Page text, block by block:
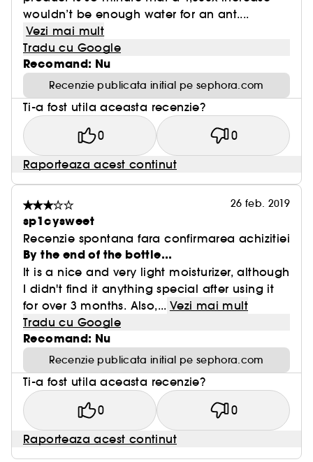
wouldn’t be enough water for an ant....
Vezi mai mult
Tradu cu Google
Recomand: Nu
Recenzie publicata initial pe sephora.com
Ti-a fost utila aceasta recenzie?
0 0
Raporteaza acest continut
26 feb. 2019
sp1cysweet
Recenzie spontana fara confirmarea achizitiei
By the end of the bottle...
It is a nice and very light moisturizer, although
I didn't find it anything special after using it
for over 3 months. Also,... Vezi mai mult
Tradu cu Google
Recomand: Nu
Recenzie publicata initial pe sephora.com
Ti-a fost utila aceasta recenzie?
0 0
Raporteaza acest continut